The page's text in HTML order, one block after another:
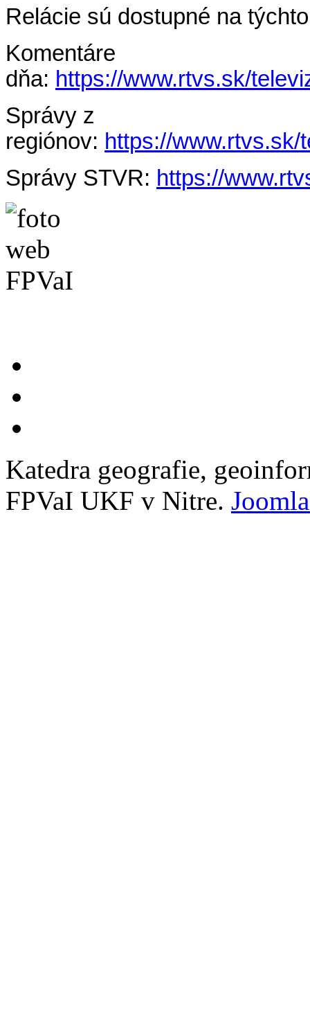
Relácie sú dostupné na
Komentáre
dňa: https://www.rtvs.sk/
Správy z
regiónov: https://
Správy STVR: https://
Katedra geografie,
FPVaI UKF v Nitre.